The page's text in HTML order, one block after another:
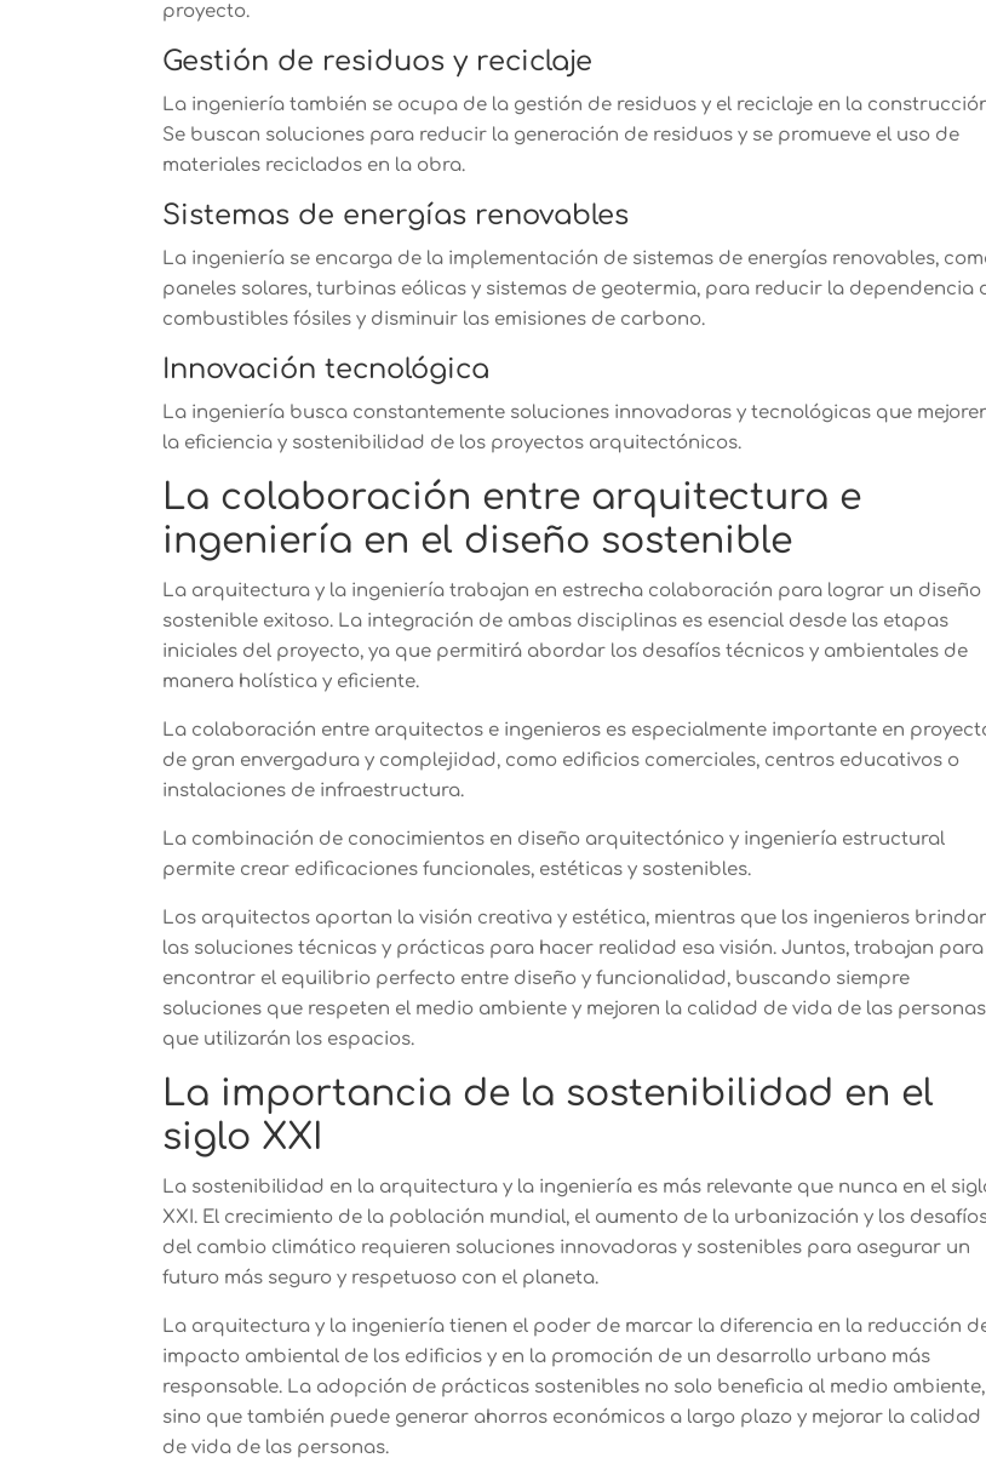
proyecto.
Gestión de residuos y reciclaje
La ingeniería también se ocupa de la gestión de residuos y el reciclaje en la
Se buscan soluciones para reducir la generación de residuos y se promueve el uso de
materiales reciclados en la obra.
Sistemas de energías renovables
La ingeniería se encarga de la implementación de sistemas de energías renovables,
paneles solares, turbinas eólicas y sistemas de geotermia, para reducir la dependencia
combustibles fósiles y disminuir las emisiones de carbono.
Innovación tecnológica
La ingeniería busca constantemente soluciones innovadoras y tecnológicas que
la eficiencia y sostenibilidad de los proyectos arquitectónicos.
La colaboración entre arquitectura e
ingeniería en el diseño sostenible
La arquitectura y la ingeniería trabajan en estrecha colaboración para lograr un diseño
sostenible exitoso. La integración de ambas disciplinas es esencial desde las etapas
iniciales del proyecto, ya que permitirá abordar los desafíos técnicos y ambientales de
manera holística y eficiente.
La colaboración entre arquitectos e ingenieros es especialmente importante en
de gran envergadura y complejidad, como edificios comerciales, centros educativos o
instalaciones de infraestructura.
La combinación de conocimientos en diseño arquitectónico y ingeniería estructural
permite crear edificaciones funcionales, estéticas y sostenibles.
Los arquitectos aportan la visión creativa y estética, mientras que los ingenieros
las soluciones técnicas y prácticas para hacer realidad esa visión. Juntos, trabajan para
encontrar el equilibrio perfecto entre diseño y funcionalidad, buscando siempre
soluciones que respeten el medio ambiente y mejoren la calidad de vida de las personas
que utilizarán los espacios.
La importancia de la sostenibilidad en el
siglo XXI
La sostenibilidad en la arquitectura y la ingeniería es más relevante que nunca en el
XXI. El crecimiento de la población mundial, el aumento de la urbanización y los
del cambio climático requieren soluciones innovadoras y sostenibles para asegurar un
futuro más seguro y respetuoso con el planeta.
La arquitectura y la ingeniería tienen el poder de marcar la diferencia en la reducción
impacto ambiental de los edificios y en la promoción de un desarrollo urbano más
responsable. La adopción de prácticas sostenibles no solo beneficia al medio ambiente,
sino que también puede generar ahorros económicos a largo plazo y mejorar la calidad
de vida de las personas.